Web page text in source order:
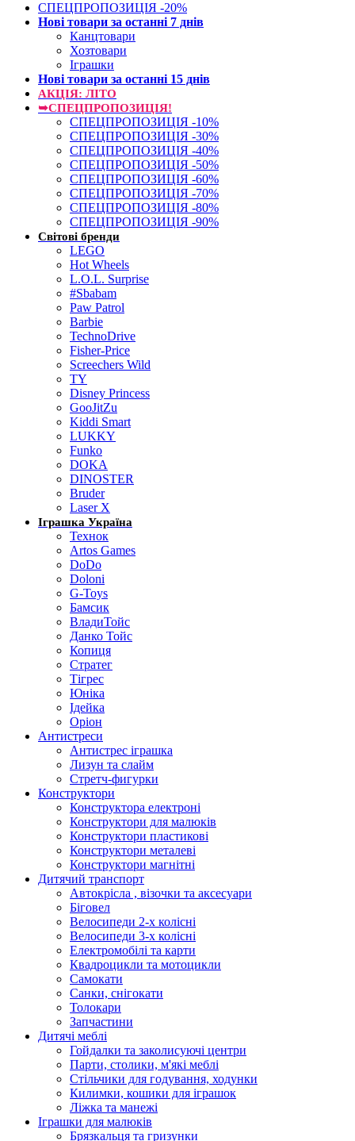
СПЕЦПРОПОЗИЦІЯ -20%
Нові товари за останнi 7 днiв
Канцтовари
Хозтовари
Іграшки
Нові товари за останнi 15 днiв
АКЦІЯ: ЛІТО
➥СПЕЦПРОПОЗИЦІЯ!
СПЕЦПРОПОЗИЦІЯ -10%
СПЕЦПРОПОЗИЦІЯ -30%
СПЕЦПРОПОЗИЦІЯ -40%
СПЕЦПРОПОЗИЦІЯ -50%
СПЕЦПРОПОЗИЦІЯ -60%
СПЕЦПРОПОЗИЦІЯ -70%
СПЕЦПРОПОЗИЦІЯ -80%
СПЕЦПРОПОЗИЦІЯ -90%
Світові бренди
LEGO
Hot Wheels
L.O.L. Surprise
#Sbabam
Paw Patrol
Barbie
TechnoDrive
Fisher-Price
Screechers Wild
TY
Disney Princess
GooJitZu
Kiddi Smart
LUKKY
Funko
DOKA
DINOSTER
Bruder
Laser X
Іграшка Україна
Технок
Artos Games
DoDo
Doloni
G-Toys
Бамсик
ВладиТойс
Данко Тойс
Копиця
Стратег
Тігрес
Юніка
Ідейка
Оріон
Антистреси
Антистрес іграшка
Лизун та слайм
Стретч-фигурки
Конструктори
Конструктора електроні
Конструктори для малюків
Конструктори пластикові
Конструктори металеві
Конструктори магнітні
Дитячий транспорт
Автокрісла , візочки та аксесуари
Біговел
Велосипеди 2-х колісні
Велосипеди 3-х колісні
Електромобілі та карти
Квадроцикли та мотоцикли
Самокати
Санки, снігокати
Толокари
Запчастини
Дитячі меблі
Гойдалки та заколисуючі центри
Парти, столики, м'які меблі
Стільчики для годування, ходунки
Килимки, кошики для іграшок
Ліжка та манежі
Іграшки для малюків
Брязкальця та гризунки